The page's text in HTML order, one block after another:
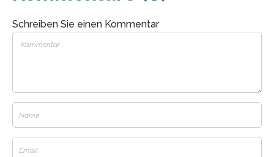
Schreiben Sie einen Kommentar